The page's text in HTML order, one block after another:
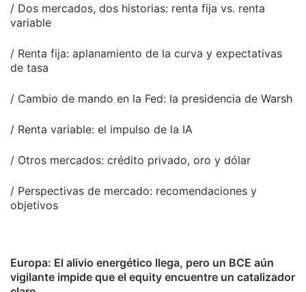
/ Dos mercados, dos historias: renta fija vs. renta
variable
/ Renta fija: aplanamiento de la curva y expectativas
de tasa
/ Cambio de mando en la Fed: la presidencia de Warsh
/ Renta variable: el impulso de la IA
/ Otros mercados: crédito privado, oro y dólar
/ Perspectivas de mercado: recomendaciones y
objetivos
Europa: El alivio energético llega, pero un BCE aún
vigilante impide que el equity encuentre un catalizador